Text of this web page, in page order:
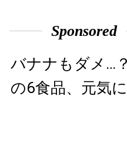
Sponsored
バナナもダメ…
の6食品、元気